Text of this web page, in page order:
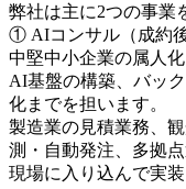
弊社は主に2つの事業
① AIコンサル（成約
中堅中小企業の属人
AI基盤の構築、バッ
化までを担います。
製造業の見積業務、
測・自動発注、多拠
現場に入り込んで実装